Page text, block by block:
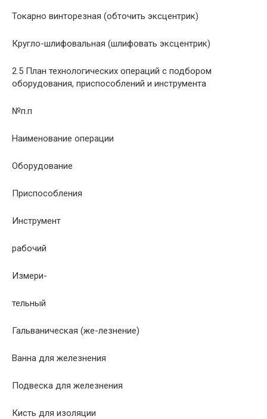
Токарно винторезная (обточить эксцентрик)
Кругло-шлифовальная (шлифовать эксцентрик)
2.5 План технологических операций с подбором
оборудования, приспособлений и инструмента
№п.п
Наименование операции
Оборудование
Приспособления
Инструмент
рабочий
Измери-
тельный
Гальваническая (же-лезнение)
Ванна для железнения
Подвеска для железнения
Кисть для изоляции